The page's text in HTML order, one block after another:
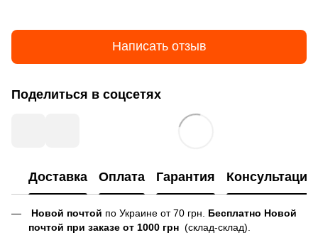
Написать отзыв
Поделиться в соцсетях
Доставка Оплата Гарантия Консультация
Новой почтой по Украине от 70 грн. Бесплатно Новой
почтой при заказе от 1000 грн (склад-склад).